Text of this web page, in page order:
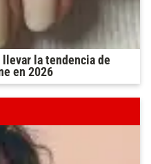
la tendencia de
en 2026